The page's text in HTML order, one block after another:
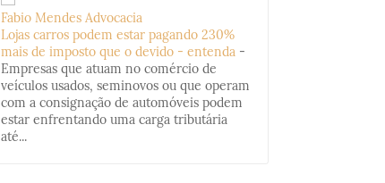
Fabio Mendes Advocacia
Lojas carros podem estar pagando 230%
mais de imposto que o devido - entenda -
Empresas que atuam no comércio de
veículos usados, seminovos ou que operam
com a consignação de automóveis podem
estar enfrentando uma carga tributária
até...